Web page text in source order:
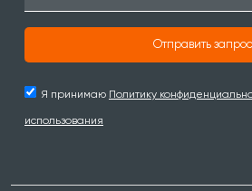
Отправить запрос
Я принимаю Политику
использования